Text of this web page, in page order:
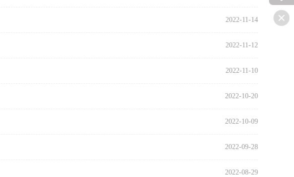
2022-11-14
2022-11-12
2022-11-10
2022-10-20
2022-10-09
2022-09-28
2022-08-29